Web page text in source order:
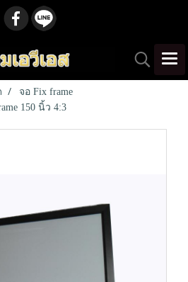
จอ Fix frame
150 นิ้ว 4:3